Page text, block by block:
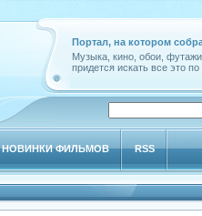
Портал, на котором
Музыка, кино, обои,
придется искать все это
НОВИНКИ ФИЛЬМОВ RSS